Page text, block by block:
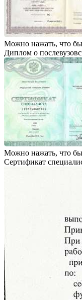
Можно нажать, что
Диплом о
Можно нажать, что
Сертификат